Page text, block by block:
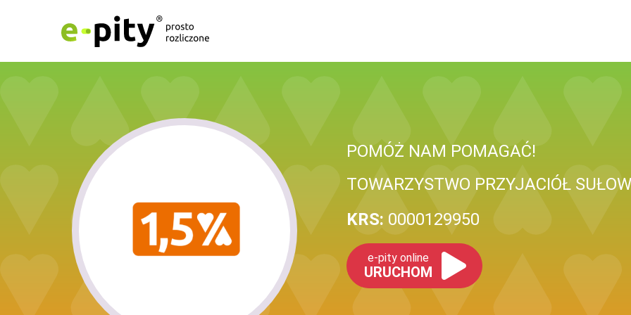
POMÓŻ NAM POMAGAĆ!
TOWARZYSTWO PRZYJACIÓŁ
KRS: 0000129950
e-pity online
URUCHOM